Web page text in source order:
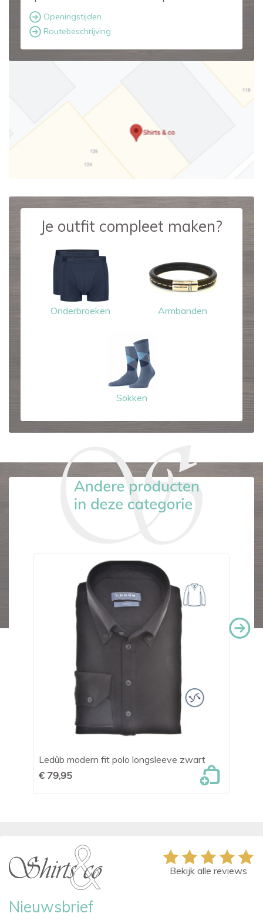
Openingstijden
Routebeschrijving
Je outfit compleet maken?
Onderbroeken Armbanden
Sokken
Ledûb modern fit polo longsleeve zwart
€ 79,95
Nieuwsbrief
Bekijk alle reviews